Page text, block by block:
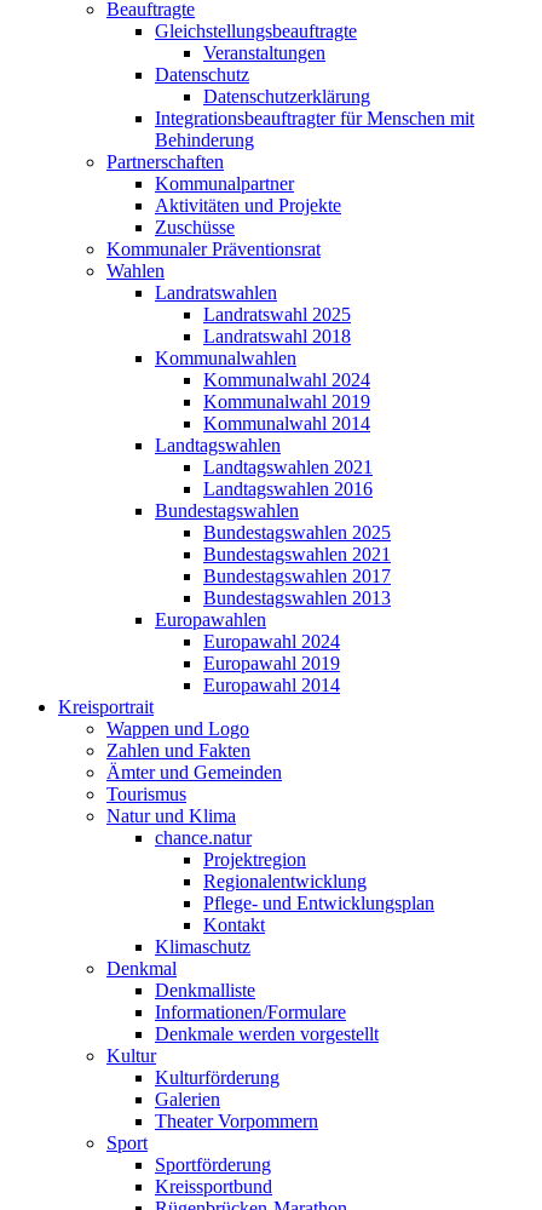
Beauftragte
Gleichstellungsbeauftragte
Veranstaltungen
Datenschutz
Datenschutzerklärung
Integrationsbeauftragter für Menschen mit
Behinderung
Partnerschaften
Kommunalpartner
Aktivitäten und Projekte
Zuschüsse
Kommunaler Präventionsrat
Wahlen
Landratswahlen
Landratswahl 2025
Landratswahl 2018
Kommunalwahlen
Kommunalwahl 2024
Kommunalwahl 2019
Kommunalwahl 2014
Landtagswahlen
Landtagswahlen 2021
Landtagswahlen 2016
Bundestagswahlen
Bundestagswahlen 2025
Bundestagswahlen 2021
Bundestagswahlen 2017
Bundestagswahlen 2013
Europawahlen
Europawahl 2024
Europawahl 2019
Europawahl 2014
Kreisportrait
Wappen und Logo
Zahlen und Fakten
Ämter und Gemeinden
Tourismus
Natur und Klima
chance.natur
Projektregion
Regionalentwicklung
Pflege- und Entwicklungsplan
Kontakt
Klimaschutz
Denkmal
Denkmalliste
Informationen/Formulare
Denkmale werden vorgestellt
Kultur
Kulturförderung
Galerien
Theater Vorpommern
Sport
Sportförderung
Kreissportbund